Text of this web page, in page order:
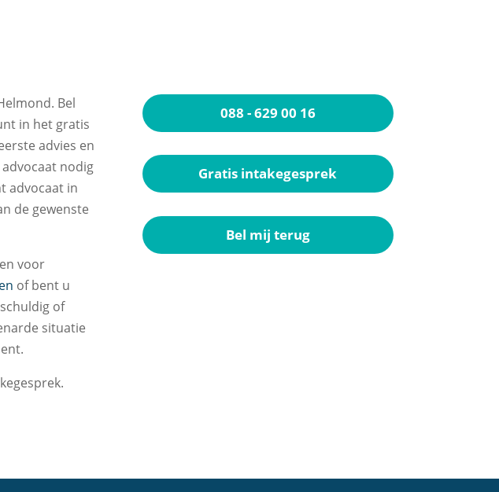
Bel
in het gratis
advies en
nodig
advocaat in
de gewenste
voor
of bent u
of
situatie
088 - 629 00 16
Gratis intakegesprek
Bel mij terug